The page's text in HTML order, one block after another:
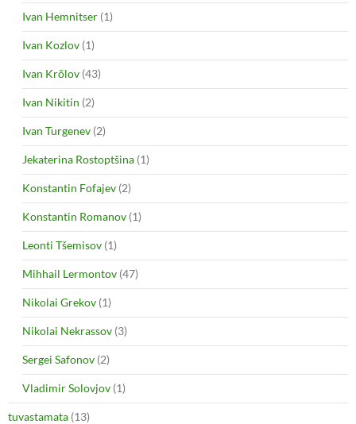
Ivan Hemnitser (1)
Ivan Kozlov (1)
Ivan Krõlov (43)
Ivan Nikitin (2)
Ivan Turgenev (2)
Jekaterina Rostoptšina (1)
Konstantin Fofajev (2)
Konstantin Romanov (1)
Leonti Tšemisov (1)
Mihhail Lermontov (47)
Nikolai Grekov (1)
Nikolai Nekrassov (3)
Sergei Safonov (2)
Vladimir Solovjov (1)
tuvastamata (13)